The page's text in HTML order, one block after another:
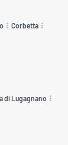
Corbetta
di Lugagnano